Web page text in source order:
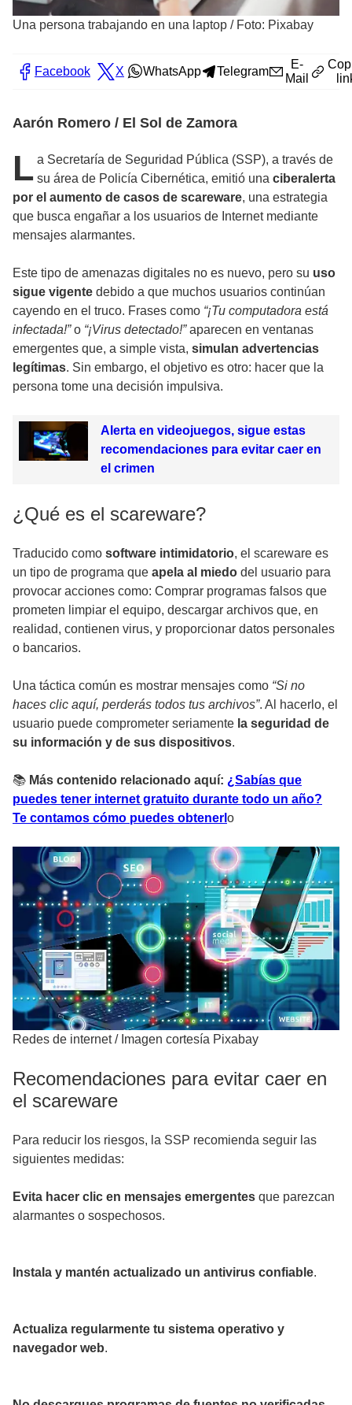
Una persona trabajando en una laptop / Foto: Pixabay
Facebook X WhatsApp Telegram
E-
Mail
Aarón Romero / El Sol de Zamora
L a Secretaría de Seguridad Pública (SSP), a través de
su área de Policía Cibernética, emitió una ciberalerta
por el aumento de casos de scareware, una estrategia
que busca engañar a los usuarios de Internet mediante
mensajes alarmantes.
Este tipo de amenazas digitales no es nuevo, pero su uso
sigue vigente debido a que muchos usuarios continúan
cayendo en el truco. Frases como “¡Tu computadora está
infectada!”o “¡Virus detectado!”aparecen en ventanas
emergentes que, a simple vista, simulan advertencias
legítimas. Sin embargo, el objetivo es otro: hacer que la
persona tome una decisión impulsiva.
Alerta en videojuegos, sigue estas
recomendaciones para evitar caer en
el crimen
¿Qué es el scareware?
Traducido como software intimidatorio, el scareware es
un tipo de programa que apela al miedo del usuario para
provocar acciones como: Comprar programas falsos que
prometen limpiar el equipo, descargar archivos que, en
realidad, contienen virus, y proporcionar datos personales
o bancarios.
Una táctica común es mostrar mensajes como “Si no
haces clic aquí, perderás todos tus archivos”. Al hacerlo, el
usuario puede comprometer seriamente la seguridad de
su información y de sus dispositivos.
📚 Más contenido relacionado aquí: ¿Sabías que
puedes tener internet gratuito durante todo un año?
Te contamos cómo puedes obtenerl o
Redes de internet/ Imagen cortesía Pixabay
Recomendaciones para evitar caer en
el scareware
Para reducir los riesgos, la SSP recomienda seguir las
siguientes medidas:
Evita hacer clic en mensajes emergentes que parezcan
alarmantes o sospechosos.
Instala y mantén actualizado un antivirus confiable.
Actualiza regularmente tu sistema operativo y
navegador web.